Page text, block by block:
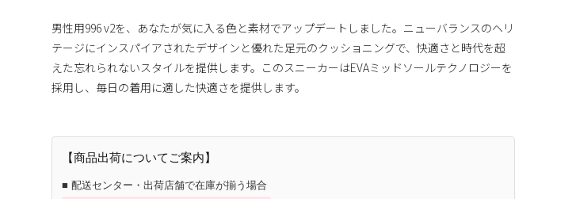
男性用996 v2を、あなたが気に入る色と素材でアップデートしました。ニューバランスのヘリ
テージにインスパイアされたデザインと優れた足元のクッショニングで、快適さと時代を超
えた忘れられないスタイルを提供します。このスニーカーはEVAミッドソールテクノロジーを
採用し、毎日の着用に適した快適さを提供します。
【商品出荷についてご案内】
■ 配送センター・出荷店舗で在庫が揃う場合